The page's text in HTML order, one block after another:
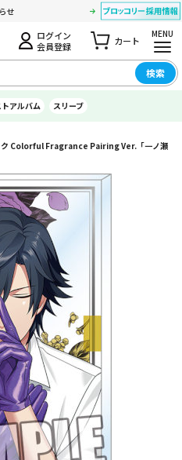
せ
ログイン
会員登録
カート
MENU
検索
アルバム スリーブ
ク Colorful Fragrance Pairing Ver.「一ノ瀬